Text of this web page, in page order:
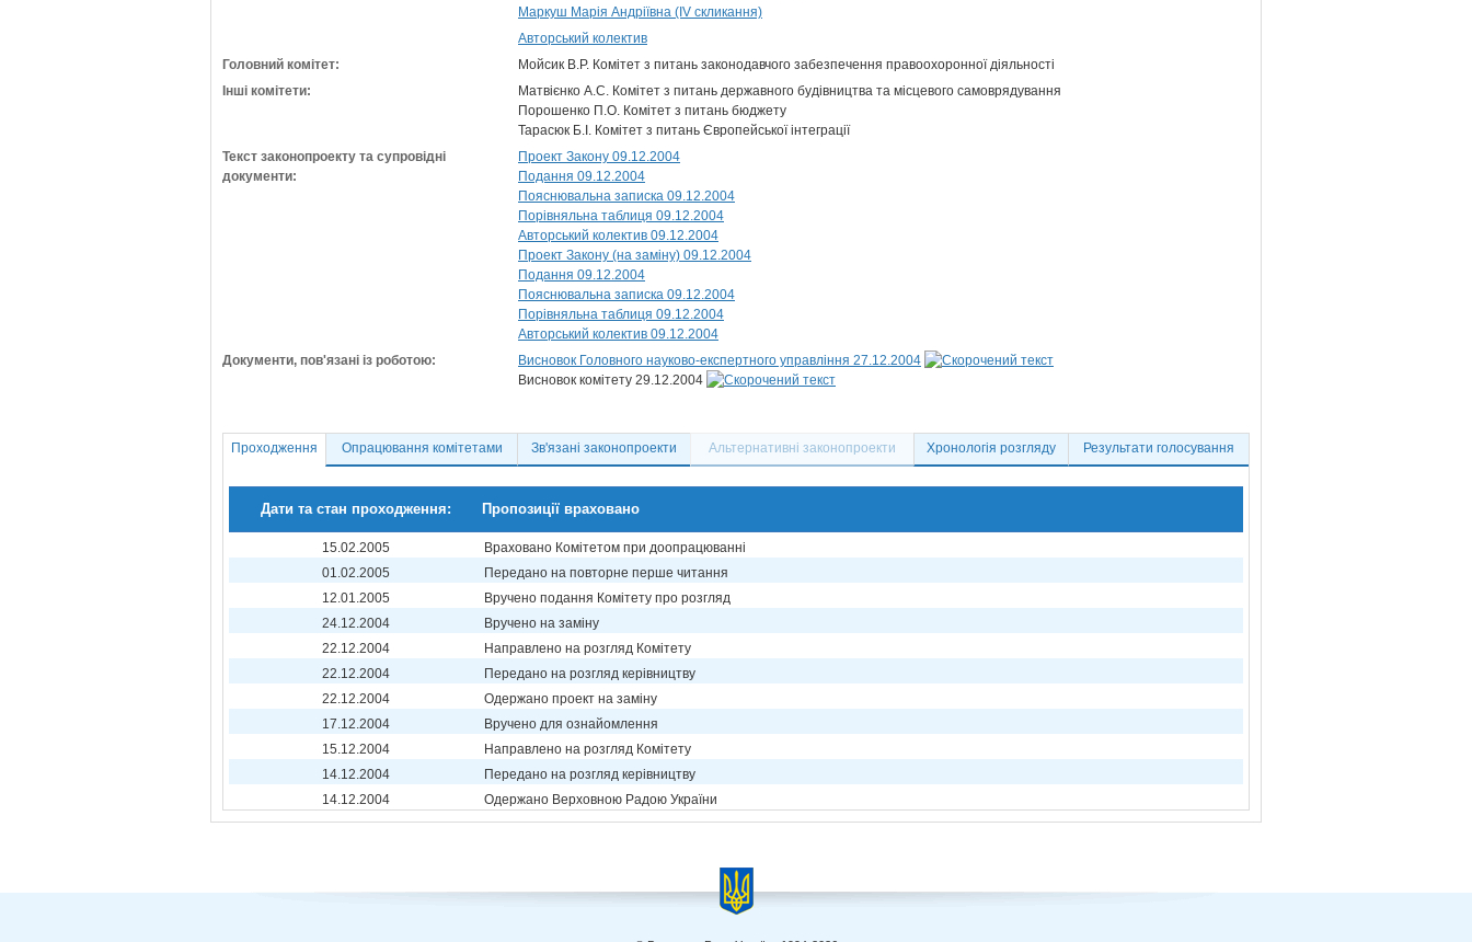
Маркуш Марія Андріївна (IV скликання)
Авторський колектив
Головний комітет:
Мойсик В.Р. Комітет з питань законодавчого забезпечення правоохоронної діяльності
Інші комітети:
Матвієнко А.С. Комітет з питань державного будівництва та місцевого самоврядування
Порошенко П.О. Комітет з питань бюджету
Тарасюк Б.І. Комітет з питань Європейської інтеграції
Текст законопроекту та супровідні
документи:
Проект Закону 09.12.2004
Подання 09.12.2004
Пояснювальна записка 09.12.2004
Порівняльна таблиця 09.12.2004
Авторський колектив 09.12.2004
Проект Закону (на заміну) 09.12.2004
Подання 09.12.2004
Пояснювальна записка 09.12.2004
Порівняльна таблиця 09.12.2004
Авторський колектив 09.12.2004
Документи, пов'язані із роботою:
Висновок Головного науково-експертного управління 27.12.2004
Висновок комітету 29.12.2004
Проходження Опрацювання комітетами Зв'язані законопроекти Альтернативні законопроекти Хронологія розгляду Результати голосування
Дати та стан проходження: Пропозиції враховано
15.02.2005
Враховано Комітетом при доопрацюванні
01.02.2005
Передано на повторне перше читання
12.01.2005
Вручено подання Комітету про розгляд
24.12.2004
Вручено на заміну
22.12.2004
Направлено на розгляд Комітету
22.12.2004
Передано на розгляд керівництву
22.12.2004
Одержано проект на заміну
17.12.2004
Вручено для ознайомлення
15.12.2004
Направлено на розгляд Комітету
14.12.2004
Передано на розгляд керівництву
14.12.2004
Одержано Верховною Радою України